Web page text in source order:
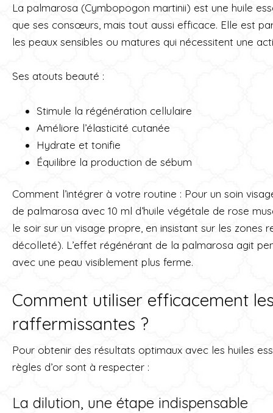
La palmarosa (Cymbopogon martinii) est une huile
que ses consœurs, mais tout aussi efficace. Elle est
les peaux sensibles ou matures qui nécessitent une
Ses atouts beauté :
Stimule la régénération cellulaire
Améliore l’élasticité cutanée
Hydrate et tonifie
Équilibre la production de sébum
Comment l’intégrer à votre routine : Pour un soin
de palmarosa avec 10 ml d’huile végétale de rose
le soir sur un visage propre, en insistant sur les zones
décolleté). L’effet régénérant de la palmarosa agit
avec une peau visiblement plus ferme.
Comment utiliser efficacement
raffermissantes ?
Pour obtenir des résultats optimaux avec les huiles
règles d’or sont à respecter :
La dilution, une étape indispensable